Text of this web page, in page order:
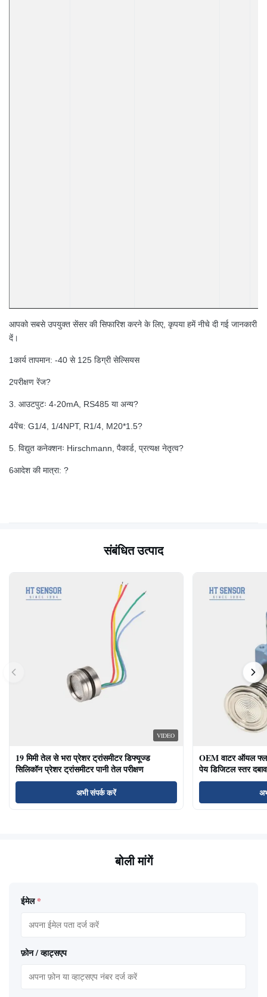
आपको सबसे उपयुक्त सेंसर की सिफारिश करने के लिए, कृपया हमें नीचे दी गई जानकारी
दें।
1कार्य तापमान: -40 से 125 डिग्री सेल्सियस
2परीक्षण रेंज?
3. आउटपुटः 4-20mA, RS485 या अन्य?
4पेंच: G1/4, 1/4NPT, R1/4, M20*1.5?
5. विद्युत कनेक्शनः Hirschmann, पैकार्ड, प्रत्यक्ष नेतृत्व?
6आदेश की मात्रा: ?
संबंधित उत्पाद
VIDEO
19 मिमी तेल से भरा प्रेशर ट्रांसमीटर डिफ्यूज्ड
सिलिकॉन प्रेशर ट्रांसमीटर पानी तेल परीक्षण
अभी संपर्क करें
OEM वाटर ऑयल
पेय डिजिटल स्तर
बोली मांगें
ईमेल *
फ़ोन / व्हाट्सएप